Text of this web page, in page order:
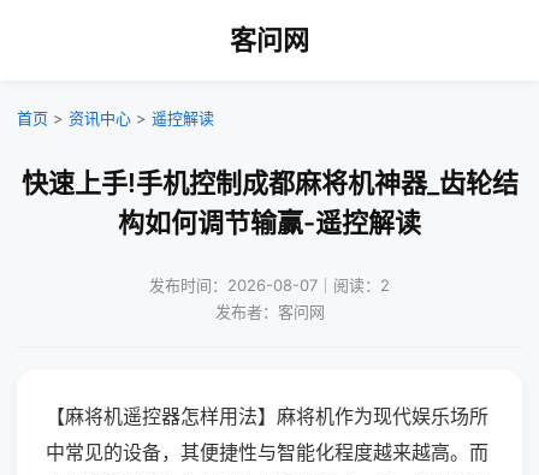
客问网
首页 > 资讯中心 > 遥控解读
快速上手!手机控制成都麻将机神器_齿轮结
构如何调节输赢-遥控解读
发布时间：2026-08-07｜阅读：2
发布者：客问网
【麻将机遥控器怎样用法】麻将机作为现代娱乐场所
中常见的设备，其便捷性与智能化程度越来越高。而